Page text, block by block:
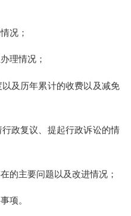
况；
理情况；
及历年累计的收费以及减免
政复议、提起行政诉讼的情
主要问题以及改进情况；
项。